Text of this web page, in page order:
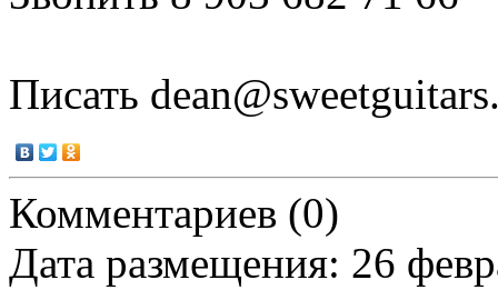
Писать
Комментариев (0)
Дата размещения: 26